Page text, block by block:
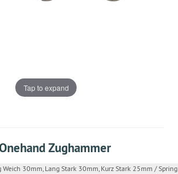
Tap to expand
Zughammer
Weich 30mm, Lang Stark 30mm, Kurz Stark 25mm /